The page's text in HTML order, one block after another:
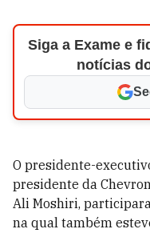
Siga a Exame e
notícias
O presidente-
presidente da
Ali Moshiri,
na qual também